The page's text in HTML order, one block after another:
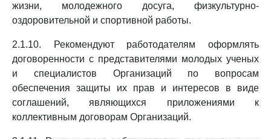
жизни, молодежного досуга, физкультурно-
оздоровительной и спортивной работы.
2.1.10. Рекомендуют работодателям оформлять
договоренности с представителями молодых ученых
и специалистов Организаций по вопросам
обеспечения защиты их прав и интересов в виде
соглашений, являющихся приложениями к
коллективным договорам Организаций.